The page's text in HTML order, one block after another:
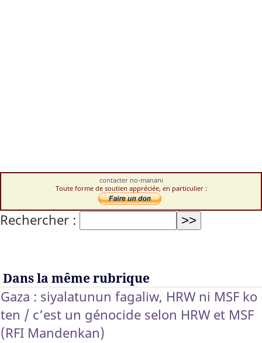
contacter no-manani
Toute forme de soutien appréciée, en particulier :
Rechercher :
Dans la même rubrique
Gaza : siyalatunun fagaliw, HRW ni MSF ko
ten / c’est un génocide selon HRW et MSF
(RFI Mandenkan)